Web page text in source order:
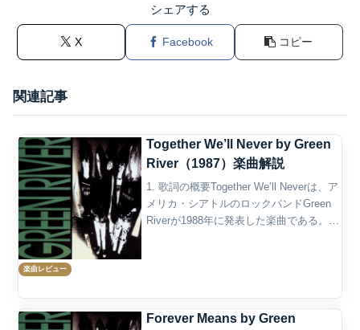
シェアする
X Facebook コピー
関連記事
楽曲レビュー
Together We’ll Never by Green
River（1987）楽曲解説
1. 歌詞の概要Together We’ll Neverは、ア
メリカ・シアトルのロックバンドGreen
Riverが1988年に発表した楽曲である。同
Forever Means by Green